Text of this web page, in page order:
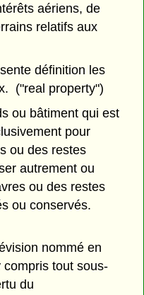
aériens, de
relatifs aux
définition les
("real property")
ou bâtiment qui est
pour
ou des restes
autrement ou
ou des restes
ou conservés.
nommé en
tout sous-
du